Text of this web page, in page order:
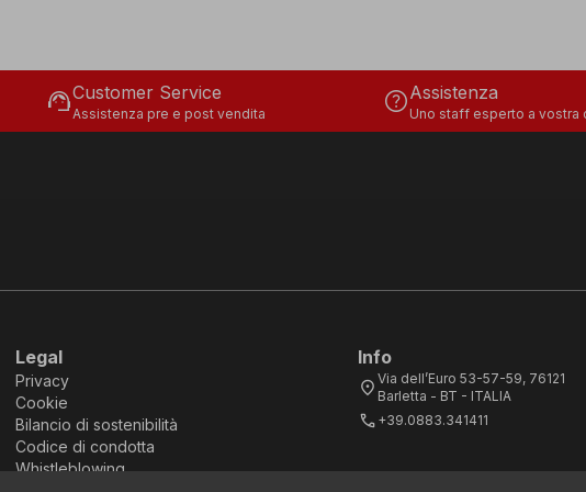
support_agentCustomer Service
Assistenza pre e post vendita helpAssistenza
Uno staff esperto a vostra
Legal
Privacy
Cookie
Bilancio di sostenibilità
Codice di condotta
Whistleblowing
Info
location_on Via dell’Euro 53-57-59, 76121
Barletta - BT - ITALIA
call +39.0883.341411